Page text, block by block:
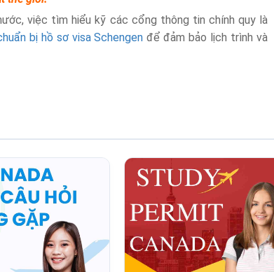
việc tìm hiểu kỹ các cổng thông tin chính quy là
bị hồ sơ visa Schengen để đảm bảo lịch trình và